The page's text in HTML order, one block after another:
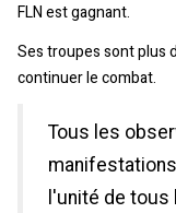
FLN est gagnant.
Ses troupes sont plus
continuer le combat.
Tous les
l'unité de tous